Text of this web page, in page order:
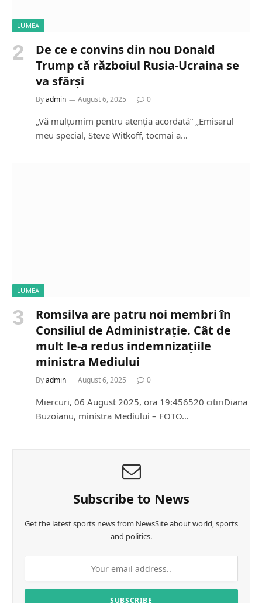
LUMEA
De ce e convins din nou Donald
Trump că războiul Rusia-Ucraina se
va sfârși
Byadmin August 6, 2025 0
„Vă mulțumim pentru atenția acordată” „Emisarul
meu special, Steve Witkoff, tocmai a…
LUMEA
Romsilva are patru noi membri în
Consiliul de Administrație. Cât de
mult le-a redus indemnizațiile
ministra Mediului
Byadmin August 6, 2025 0
Miercuri, 06 August 2025, ora 19:456520 citiriDiana
Buzoianu, ministra Mediului – FOTO…
Subscribe to News
Get the latest sports news from NewsSite about world, sports
and politics.